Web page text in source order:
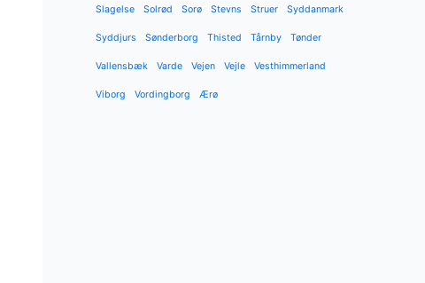
Slagelse Solrød Sorø Stevns Struer Syddanmark
Syddjurs Sønderborg Thisted Tårnby Tønder
Vallensbæk Varde Vejen Vejle Vesthimmerland
Viborg Vordingborg Ærø